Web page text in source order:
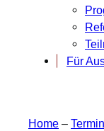
Für
Home –